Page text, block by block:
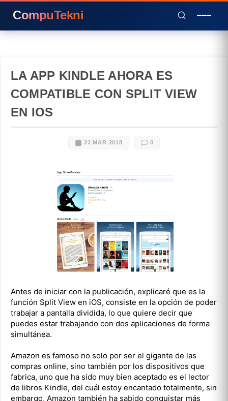
CompuTekni
LA APP KINDLE AHORA ES
COMPATIBLE CON SPLIT VIEW
EN IOS
22 MAR 2018 0
Antes de iniciar con la publicación, explicaré que es la
función Split View en iOS, consiste en la opción de poder
trabajar a pantalla dividida, lo que quiere decir que
puedes estar trabajando con dos aplicaciones de forma
simultánea.
Amazon es famoso no solo por ser el gigante de las
compras online, sino también por los dispositivos que
fabrica, uno que ha sido muy bien aceptado es el lector
de libros Kindle, del cuál estoy encantado totalmente, sin
embargo, Amazon también ha sabido conquistar más